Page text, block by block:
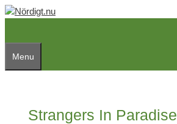
Skip
Menu
Strangers In Paradise